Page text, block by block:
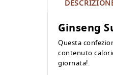
Ginseng
Questa
contenuto
giornata!.